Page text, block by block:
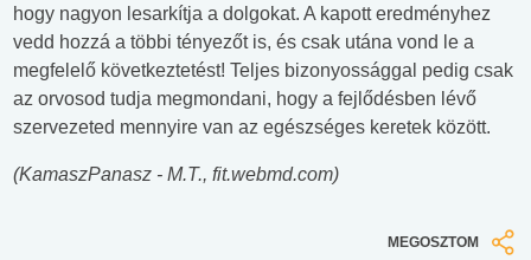
hogy nagyon lesarkítja a dolgokat. A kapott eredményhez
vedd hozzá a többi tényezőt is, és csak utána vond le a
megfelelő következtetést! Teljes bizonyossággal pedig csak
az orvosod tudja megmondani, hogy a fejlődésben lévő
szervezeted mennyire van az egészséges keretek között.
(KamaszPanasz - M.T., fit.webmd.com)
MEGOSZTOM